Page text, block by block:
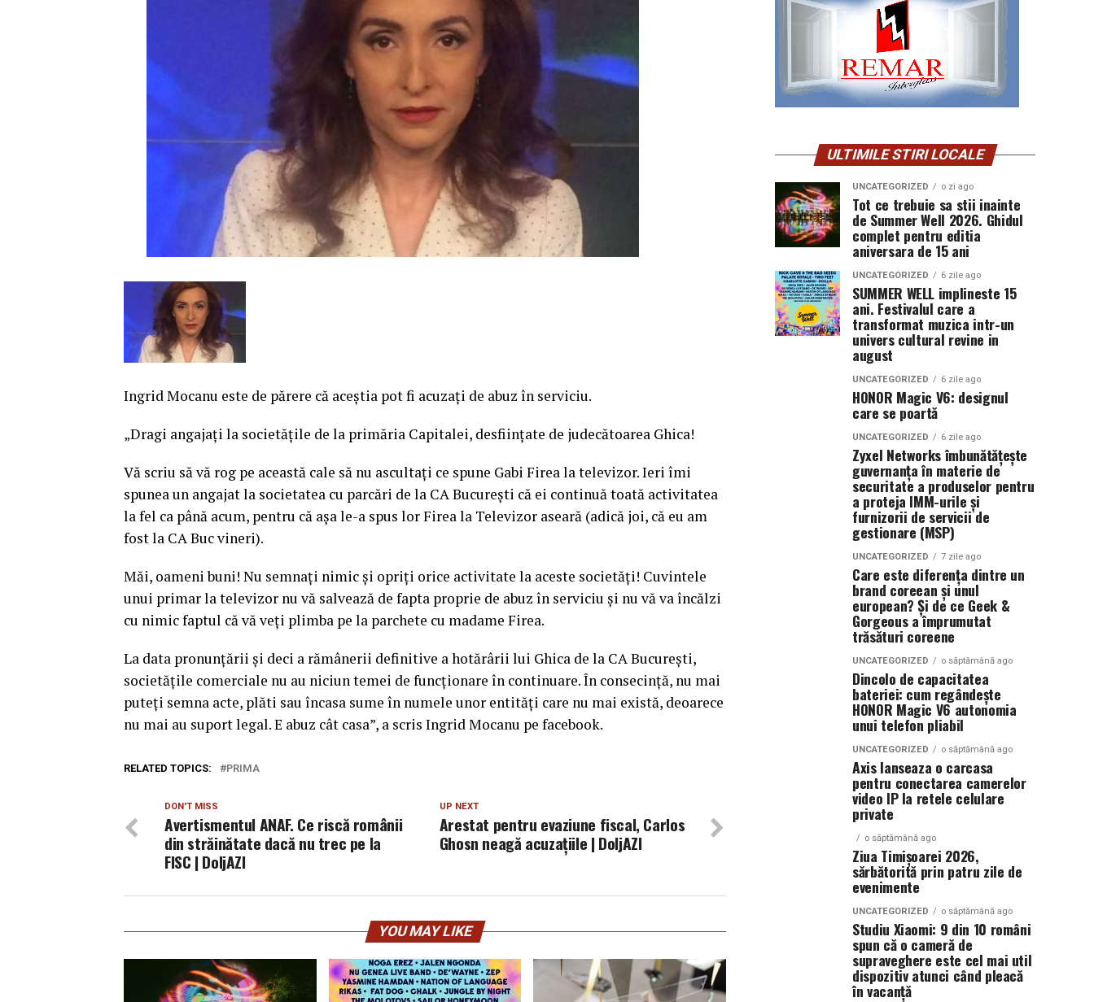
Ingrid Mocanu este de părere că aceştia pot fi acuzaţi de abuz în serviciu.
„Dragi angajaţi la societăţile de la primăria Capitalei, desfiinţate de judecătoarea Ghica!
Vă scriu să vă rog pe această cale să nu ascultaţi ce spune Gabi Firea la televizor. Ieri îmi
spunea un angajat la societatea cu parcări de la CA Bucureşti că ei continuă toată activitatea
la fel ca până acum, pentru că aşa le-a spus lor Firea la Televizor aseară (adică joi, că eu am
fost la CA Buc vineri).
Măi, oameni buni! Nu semnaţi nimic şi opriţi orice activitate la aceste societăţi! Cuvintele
unui primar la televizor nu vă salvează de fapta proprie de abuz în serviciu şi nu vă va încălzi
cu nimic faptul că vă veţi plimba pe la parchete cu madame Firea.
La data pronunţării şi deci a rămânerii definitive a hotărârii lui Ghica de la CA Bucureşti,
societăţile comerciale nu au niciun temei de funcţionare în continuare. În consecinţă, nu mai
puteţi semna acte, plăti sau încasa sume în numele unor entităţi care nu mai există, deoarece
nu mai au suport legal. E abuz cât casa”, a scris Ingrid Mocanu pe facebook.
RELATED TOPICS: PRIMA
UP NEXT
Arestat pentru evaziune fiscal, Carlos
Ghosn neagă acuzaţiile | DoljAZI
DON'T MISS
Avertismentul ANAF. Ce riscă românii
din străinătate dacă nu trec pe la
FISC | DoljAZI
YOU MAY LIKE
ULTIMILE STIRI LOCALE
UNCATEGORIZED o zi ago
Tot ce trebuie sa stii inainte
de Summer Well 2026. Ghidul
complet pentru editia
aniversara de 15 ani
UNCATEGORIZED 6 zile ago
SUMMER WELL implineste 15
ani. Festivalul care a
transformat muzica intr-un
univers cultural revine in
august
UNCATEGORIZED 6 zile ago
HONOR Magic V6: designul
care se poartă
UNCATEGORIZED 6 zile ago
Zyxel Networks îmbunătățește
guvernanța în materie de
securitate a produselor pentru
a proteja IMM-urile și
furnizorii de servicii de
gestionare (MSP)
UNCATEGORIZED 7 zile ago
Care este diferența dintre un
brand coreean și unul
european? Și de ce Geek &
Gorgeous a împrumutat
trăsături coreene
UNCATEGORIZED o săptămână ago
Dincolo de capacitatea
bateriei: cum regândește
HONOR Magic V6 autonomia
unui telefon pliabil
UNCATEGORIZED o săptămână ago
Axis lanseaza o carcasa
pentru conectarea camerelor
video IP la retele celulare
private
o săptămână ago
Ziua Timișoarei 2026,
sărbătorită prin patru zile de
evenimente
UNCATEGORIZED o săptămână ago
Studiu Xiaomi: 9 din 10 români
spun că o cameră de
supraveghere este cel mai util
dispozitiv atunci când pleacă
în vacanță